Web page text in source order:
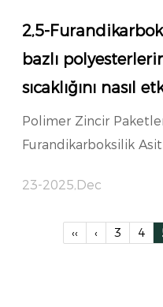
2,5-
bazlı
sıcaklığını nasıl
Polimer Zincir
Furandikarboksilik Asit
23-2025,Dec
‹‹ ‹ 3 4